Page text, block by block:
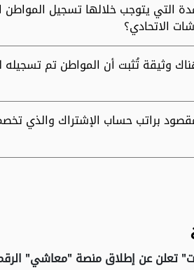
التي يتوجب خلالها تسجيل
الاتحادي؟
وثيقة تُثبت أن المواطن تم تسجيله
براتب حساب الإشتراك والذي
تعلن عن إطلاق منصة "معاشي"